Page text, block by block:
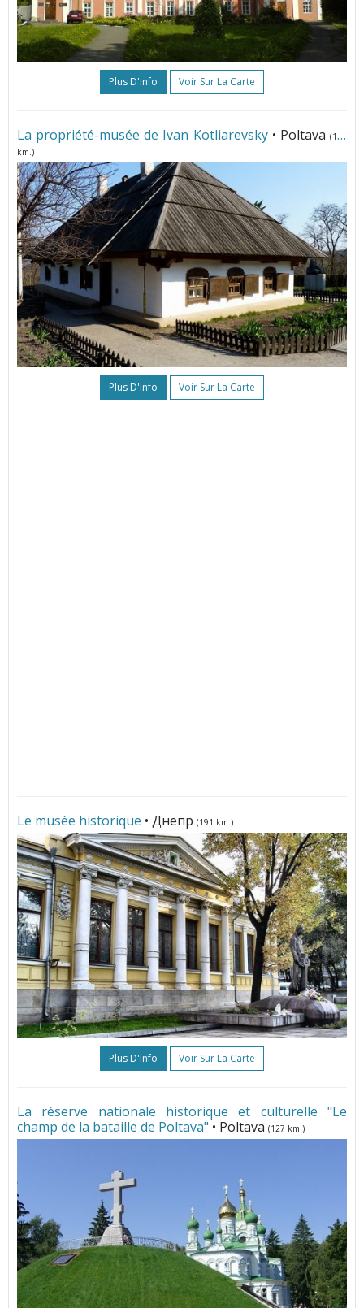
Plus D'info Voir Sur La Carte
La propriété-musée de Ivan Kotliarevsky • Poltava(128
km.)
Plus D'info Voir Sur La Carte
Le musée historique • Днепр (191 km.)
Plus D'info Voir Sur La Carte
La réserve nationale historique et culturelle "Le
champ de la bataille de Poltava" • Poltava (127 km.)